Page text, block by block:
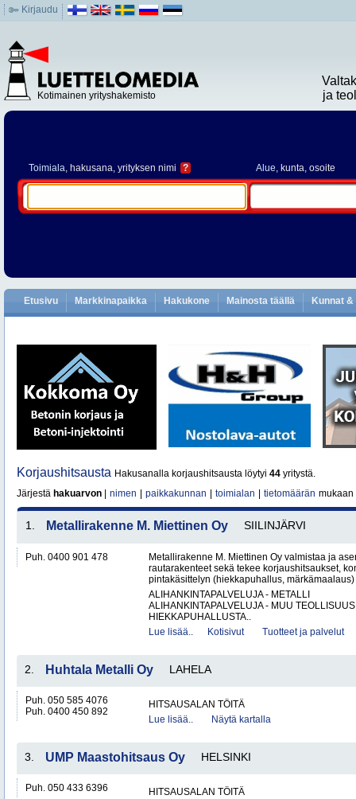
Kirjaudu
Kotimainen yrityshakemisto
ja
Toimiala, hakusana, yrityksen nimi ? Alue, kunta, osoite
Etusivu Markkinapaikka Hakukone Mainosta täällä Kunnat
Korjaushitsausta Hakusanalla korjaushitsausta löytyi 44 yritystä.
Järjestä hakuarvon nimen paikkakunnan toimialan tietomäärän mukaan
1. Metallirakenne M. Miettinen Oy SIILINJÄRVI
Puh. 0400 901 478
Metallirakenne M. Miettinen Oy valmistaa ja
rautarakenteet sekä tekee korjaushitsaukset,
pintakäsittelyn (hiekkapuhallus,
ALIHANKINTAPALVELUJA - METALLI
ALIHANKINTAPALVELUJA - MUU TEOLLISUUS
HIEKKAPUHALLUSTA..
Lue lisää..
Kotisivut Tuotteet ja palvelut
2. Huhtala Metalli Oy LAHELA
Puh. 050 585 4076
Puh. 0400 450 892
HITSAUSALAN TÖITÄ
Lue lisää..
Näytä kartalla
3. UMP Maastohitsaus Oy HELSINKI
Puh. 050 433 6396
HITSAUSALAN TÖITÄ